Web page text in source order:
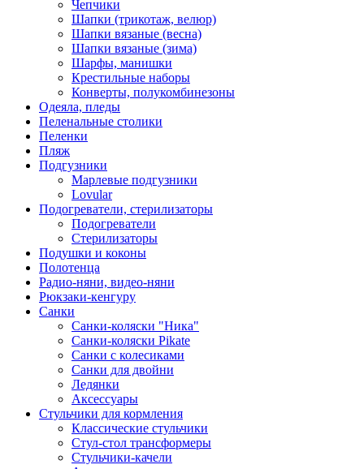
Чепчики
Шапки (трикотаж, велюр)
Шапки вязаные (весна)
Шапки вязаные (зима)
Шарфы, манишки
Крестильные наборы
Конверты, полукомбинезоны
Одеяла, пледы
Пеленальные столики
Пеленки
Пляж
Подгузники
Марлевые подгузники
Lovular
Подогреватели, стерилизаторы
Подогреватели
Стерилизаторы
Подушки и коконы
Полотенца
Радио-няни, видео-няни
Рюкзаки-кенгуру
Санки
Санки-коляски "Ника"
Санки-коляски Pikate
Санки с колесиками
Санки для двойни
Ледянки
Аксессуары
Стульчики для кормления
Классические стульчики
Стул-стол трансформеры
Стульчики-качели